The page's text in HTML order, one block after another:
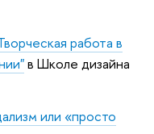
работа в
в Школе дизайна
или «просто